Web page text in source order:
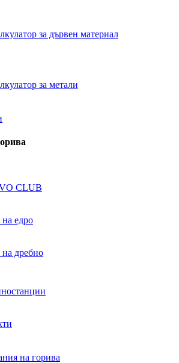
за дървен материал
за метали
CLUB
едро
на дребно
на горива